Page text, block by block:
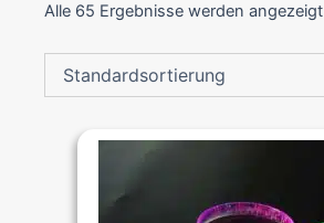
Alle 65 Ergebnisse werden angezeigt